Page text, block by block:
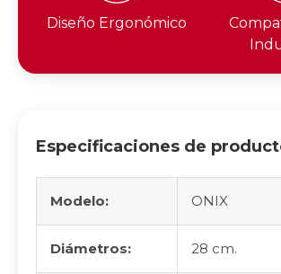
Diseño Ergonómico
Especificaciones de
Modelo: ONIX
Diámetros: 28 cm.